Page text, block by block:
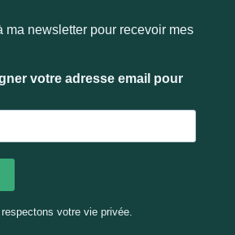
ma newsletter pour recevoir mes
votre adresse email pour
respectons votre vie privée.